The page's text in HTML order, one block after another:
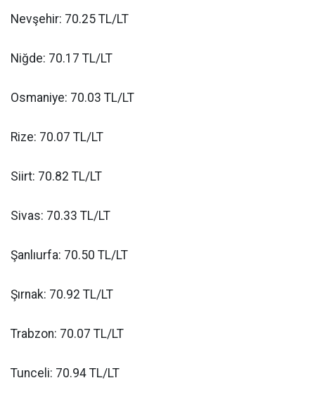
Nevşehir: 70.25 TL/LT
Niğde: 70.17 TL/LT
Osmaniye: 70.03 TL/LT
Rize: 70.07 TL/LT
Siirt: 70.82 TL/LT
Sivas: 70.33 TL/LT
Şanlıurfa: 70.50 TL/LT
Şırnak: 70.92 TL/LT
Trabzon: 70.07 TL/LT
Tunceli: 70.94 TL/LT